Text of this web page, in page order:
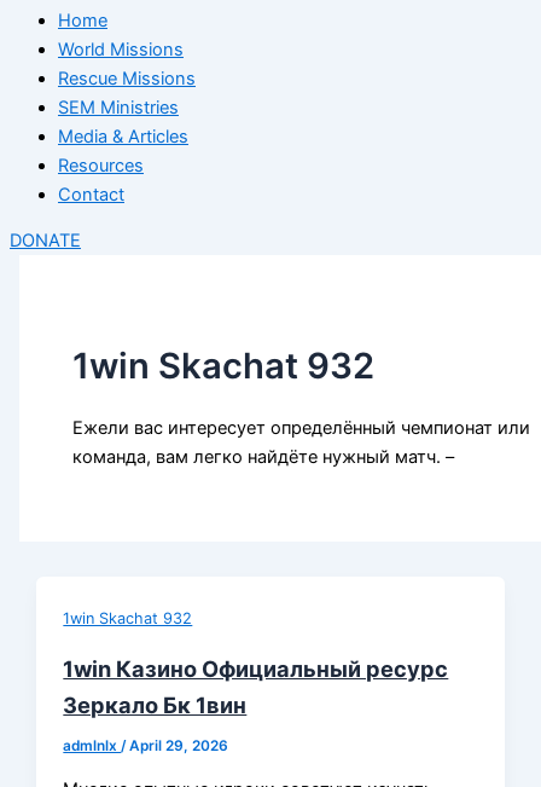
Home
World Missions
Rescue Missions
SEM Ministries
Media & Articles
Resources
Contact
DONATE
1win Skachat 932
Ежели вас интересует определённый чемпионат или
команда, вам легко найдёте нужный матч. –
1win Skachat 932
1win Казино Официальный ресурс
Зеркало Бк 1вин
admlnlx/April 29, 2026